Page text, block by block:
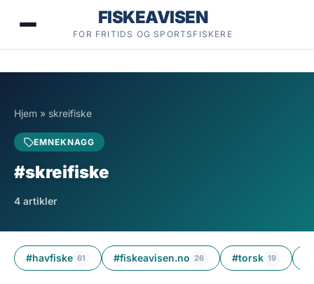
FISKEAVISEN
FOR FRITIDS OG SPORTSFISKERE
Hjem » skreifiske
EMNEKNAGG
#skreifiske
4 artikler
#havfiske 61 #fiskeavisen.no 26 #torsk 19
2 min lesetid